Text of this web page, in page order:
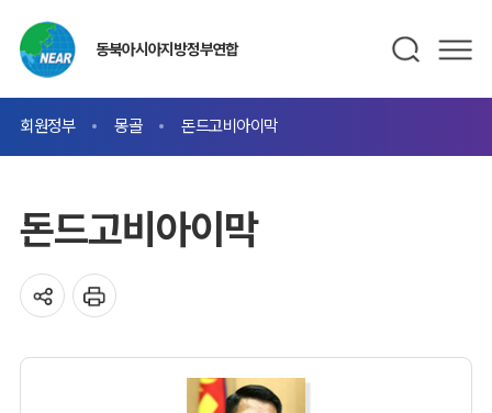
동북아시아지방정부연합
회원정부 몽골 돈드고비아이막
돈드고비아이막